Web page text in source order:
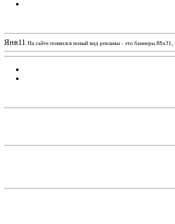
Янв11 На сайте появился новый вид рекламы - это баннеры